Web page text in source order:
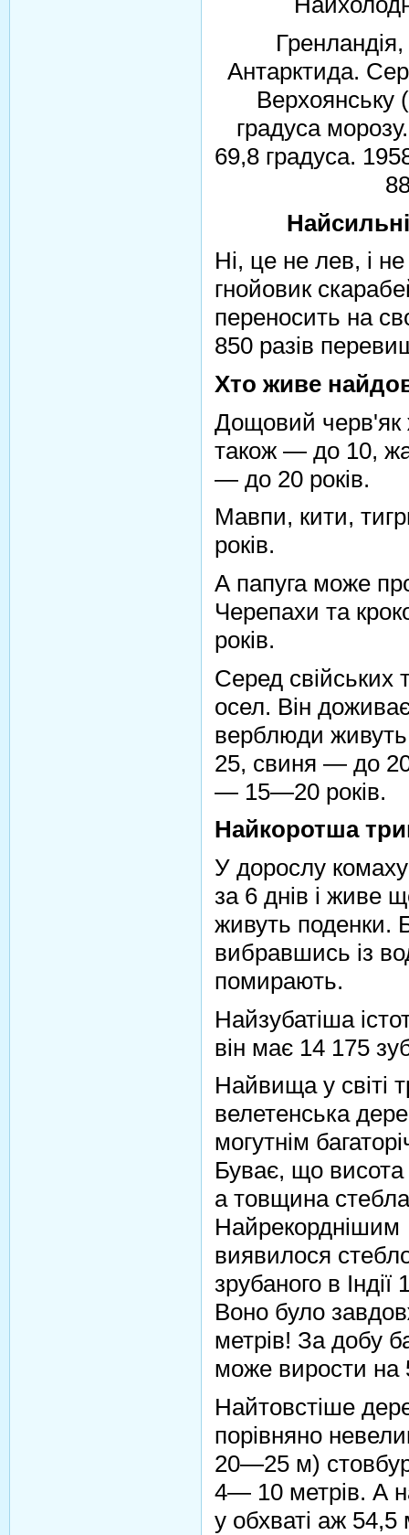
Гренландія,
Антарктида.
градуса
69,8 градуса.
Ні, це не лев, і
гнойовик
переносить на
850 разів
Хто живе
Дощовий черв'як
також — до 10,
— до 20 років.
Мавпи, кити,
років.
А папуга може
Черепахи та
років.
Серед
осел. Він
верблюди
25, свиня — до 20
— 15—20 років.
Найкоротша
У дорослу
за 6 днів і
живуть поденки.
вибравшись із
помирають.
Найзубатіша
він має 14 175
Найвища у світі
велетенська
могутнім
Буває, що
а товщина
Найрекорднішим
виявилося
зрубаного в Індії
Воно було
метрів! За добу
може вирости
Найтовстіше
порівняно
20—25 м)
4— 10 метрів. А
у обхваті аж 54,5